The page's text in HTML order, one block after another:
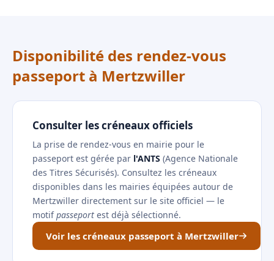
Disponibilité des rendez-vous
passeport à Mertzwiller
Consulter les créneaux officiels
La prise de rendez-vous en mairie pour le
passeport est gérée par l'ANTS (Agence Nationale
des Titres Sécurisés). Consultez les créneaux
disponibles dans les mairies équipées autour de
Mertzwiller directement sur le site officiel — le
motifpasseport est déjà sélectionné.
Voir les créneaux passeport à Mertzwiller